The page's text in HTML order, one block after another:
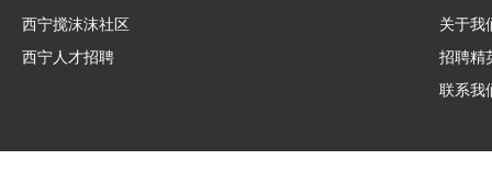
西宁搅沫沫社区
西宁人才招聘
关于
招聘
联系